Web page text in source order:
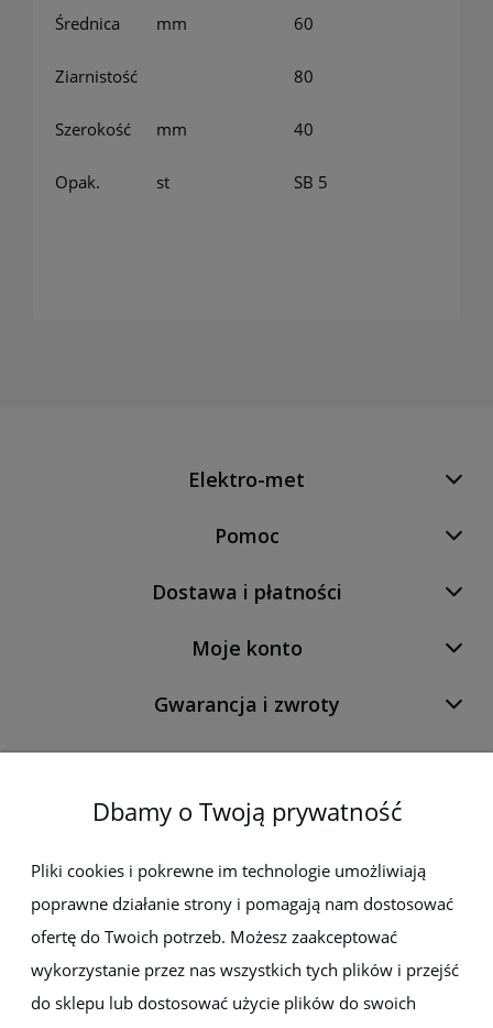
Średnica mm 60
Ziarnistość 80
Szerokość mm 40
Opak. st SB 5
Elektro-met
Pomoc
Dostawa i płatności
Moje konto
Gwarancja i zwroty
O firmie
Newsletter
Zapisz się do newslettera, aby być na bieżąco z nowościami i
promocjami
Dbamy o Twoją prywatność
Pliki cookies i pokrewne im technologie umożliwiają
poprawne działanie strony i pomagają nam dostosować
ofertę do Twoich potrzeb. Możesz zaakceptować
wykorzystanie przez nas wszystkich tych plików i przejść
do sklepu lub dostosować użycie plików do swoich